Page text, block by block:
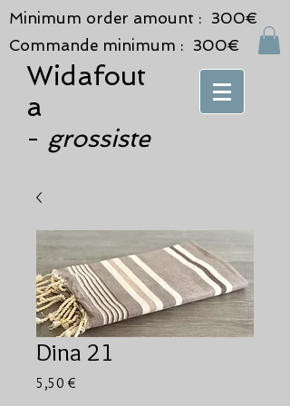
Minimum order amount : 300€
Commande minimum : 300€
Widafout
a
- grossiste
Dina 21
5,50 €